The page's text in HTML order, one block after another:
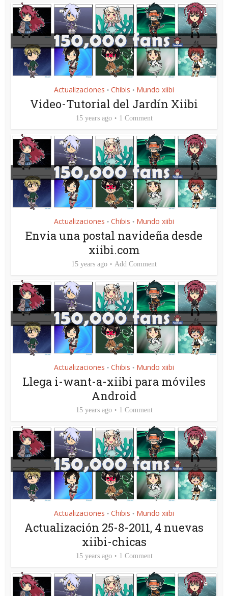
Actualizaciones • Chibis • Mundo xiibi
Video-Tutorial del Jardín Xiibi
15 years ago 1 Comment
Actualizaciones • Chibis • Mundo xiibi
Envia una postal navideña desde
xiibi.com
15 years ago Add Comment
Actualizaciones • Chibis • Mundo xiibi
Llega i-want-a-xiibi para móviles
Android
15 years ago 1 Comment
Actualizaciones • Chibis • Mundo xiibi
Actualización 25-8-2011, 4 nuevas
xiibi-chicas
15 years ago 1 Comment